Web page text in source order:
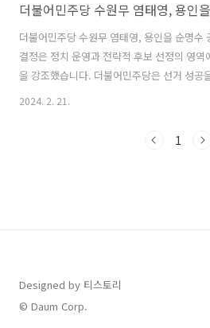
더불어민주당 수원무 염태영, 용인을 순명수
결정은 정치 운영과 전략적 후보 선정의 영
을 강조했습니다. 더불어민주당은 선거 성공
핵심 지역에서 후보를 신중하게 선정하는 한
본질 더불어민주당 전략공천관리위원회는
2024. 2. 21.
1
Designed by 티스토리
© Daum Corp.